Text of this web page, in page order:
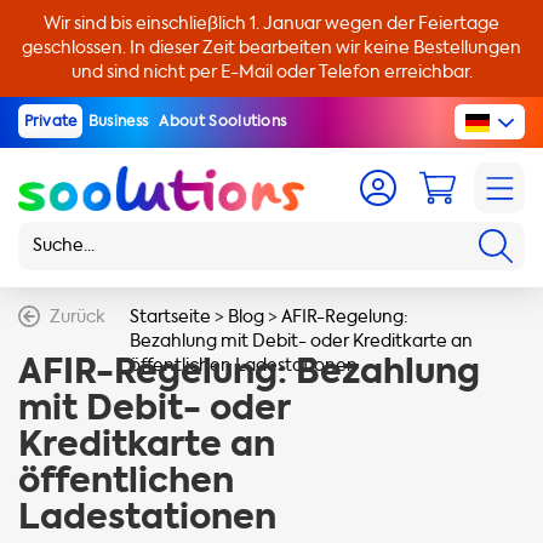
Wir sind bis einschließlich 1. Januar wegen der Feiertage
geschlossen. In dieser Zeit bearbeiten wir keine Bestellungen
und sind nicht per E-Mail oder Telefon erreichbar.
Private Business About Soolutions
Zurück Startseite > Blog>AFIR-Regelung:
Bezahlung mit Debit- oder Kreditkarte an
öffentlichen Ladestationen
AFIR-Regelung: Bezahlung
mit Debit- oder
Kreditkarte an
öffentlichen
Ladestationen